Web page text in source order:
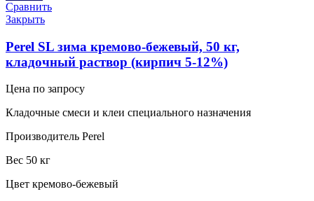
Сравнить
Закрыть
Perel SL зима кремово-бежевый, 50 кг,
кладочный раствор (кирпич 5-12%)
Цена по запросу
Кладочные смеси и клеи специального назначения
Производитель Perel
Вес 50 кг
Цвет кремово-бежевый